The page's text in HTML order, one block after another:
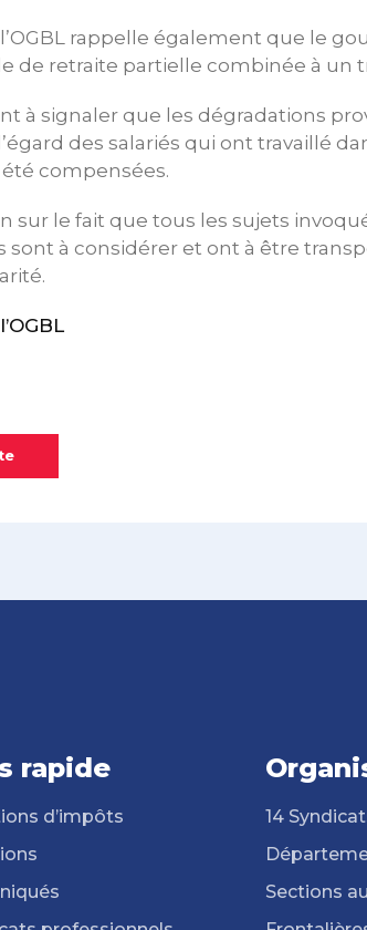
rappelle également que le
de retraite partielle combinée à un
à signaler que les dégradations
des salariés qui ont travaillé
compensées.
sur le fait que tous les sujets
sont à considérer et ont à être
rapide
d’impôts
14
Sections